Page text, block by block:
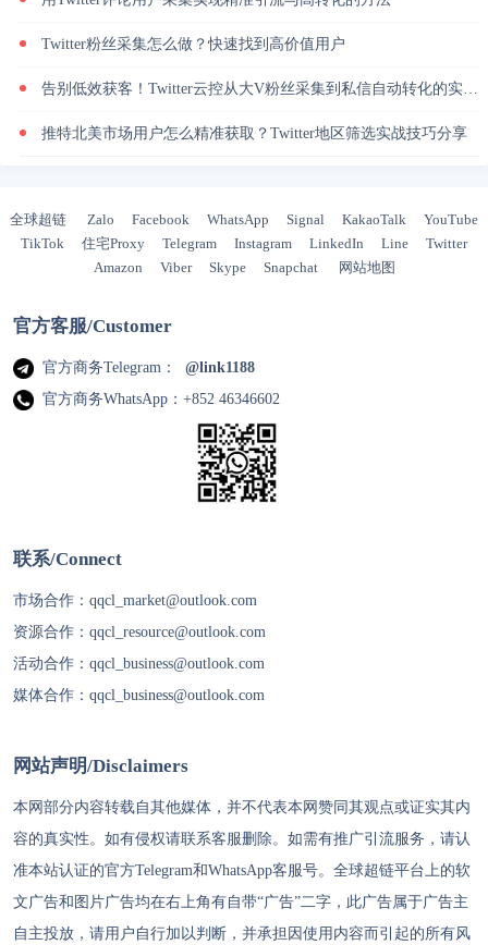
Twitter粉丝采集怎么做？快速找到高价值用户
告别低效获客！Twitter云控从大V粉丝采集到私信自动转化的实操闭环
推特北美市场用户怎么精准获取？Twitter地区筛选实战技巧分享
全球超链 Zalo Facebook WhatsApp Signal KakaoTalk
YouTube
TikTok
住宅Proxy Telegram Instagram LinkedIn Line
Twitter
Amazon
Viber Skype Snapchat 网站地图
官方客服/Customer
官方商务Telegram：
@link1188
官方商务WhatsApp：+852 46346602
联系/Connect
市场合作： qqcl_market@outlook.com
资源合作： qqcl_resource@outlook.com
活动合作： qqcl_business@outlook.com
媒体合作： qqcl_business@outlook.com
网站声明/Disclaimers
本网部分内容转载自其他媒体，并不代表本网赞同其观点或证实其内
容的真实性。如有侵权请联系客服删除。如需有推广引流服务，请认
准本站认证的官方Telegram和WhatsApp客服号。 全球超链平台上的软
文广告和图片广告均在右上角有自带“广告”二字，此广告属于广告主
自主投放，请用户自行加以判断，并承担因使用内容而引起的所有风